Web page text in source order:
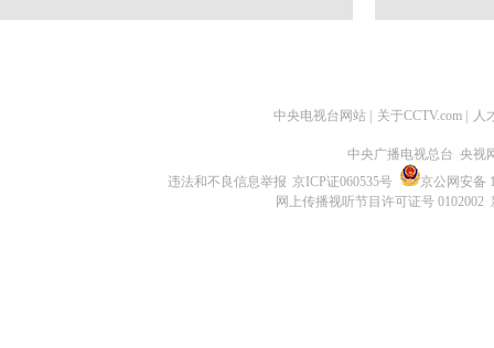
中央电视台网站 关于CCTV.com 人
中央广播电视总台 央视
违法和不良信息举报 京ICP证060535号
京公网安备
网上传播视听节目许可证号 0102002